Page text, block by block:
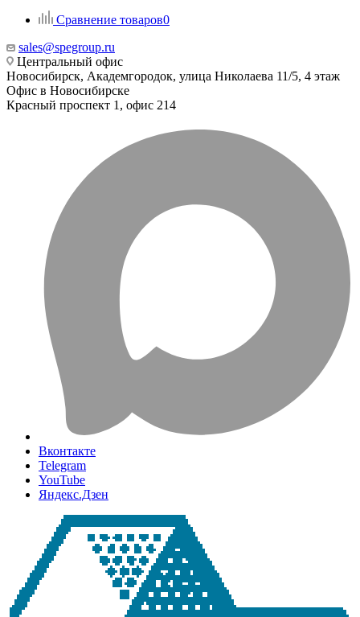
Сравнение товаров0
sales@spegroup.ru
Центральный офис
Новосибирск, Академгородок, улица Николаева 11/5, 4 этаж
Офис в Новосибирске
Красный проспект 1, офис 214
Вконтакте
Telegram
YouTube
Яндекс.Дзен